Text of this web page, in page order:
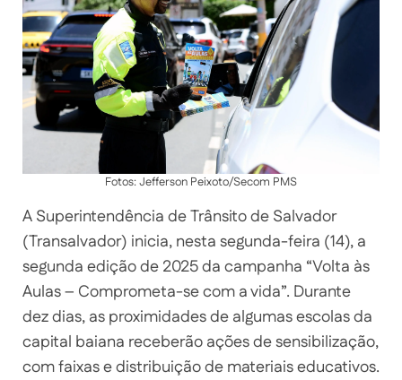
Fotos: Jefferson Peixoto/Secom PMS
A Superintendência de Trânsito de Salvador
(Transalvador) inicia, nesta segunda-feira (14), a
segunda edição de 2025 da campanha “Volta às
Aulas – Comprometa-se com a vida”. Durante
dez dias, as proximidades de algumas escolas da
capital baiana receberão ações de sensibilização,
com faixas e distribuição de materiais educativos.